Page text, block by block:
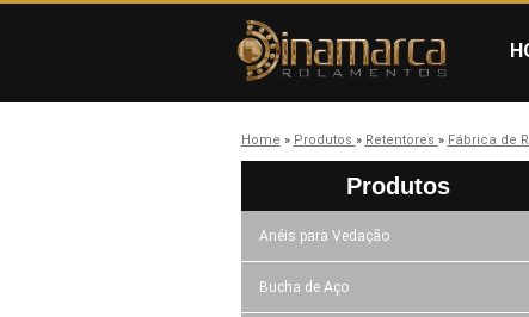
Home » Produtos » Retentores » Fábrica de
Produtos
Anéis para Vedação
Bucha de Aço